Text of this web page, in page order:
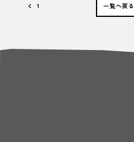
1 一覧へ戻る